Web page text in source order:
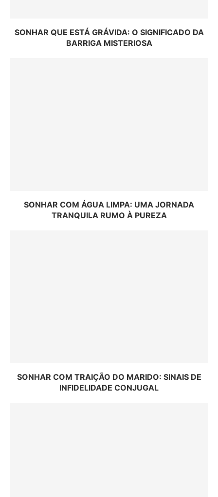
SONHAR QUE ESTÁ GRÁVIDA: O SIGNIFICADO DA
BARRIGA MISTERIOSA
SONHAR COM ÁGUA LIMPA: UMA JORNADA
TRANQUILA RUMO À PUREZA
SONHAR COM TRAIÇÃO DO MARIDO: SINAIS DE
INFIDELIDADE CONJUGAL